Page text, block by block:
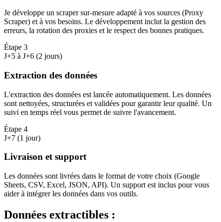
Je développe un scraper sur-mesure adapté à vos sources (Proxy
Scraper) et à vos besoins. Le développement inclut la gestion des
erreurs, la rotation des proxies et le respect des bonnes pratiques.
Étape 3
J+5 à J+6 (2 jours)
Extraction des données
L'extraction des données est lancée automatiquement. Les données
sont nettoyées, structurées et validées pour garantir leur qualité. Un
suivi en temps réel vous permet de suivre l'avancement.
Étape 4
J+7 (1 jour)
Livraison et support
Les données sont livrées dans le format de votre choix (Google
Sheets, CSV, Excel, JSON, API). Un support est inclus pour vous
aider à intégrer les données dans vos outils.
Données extractibles :